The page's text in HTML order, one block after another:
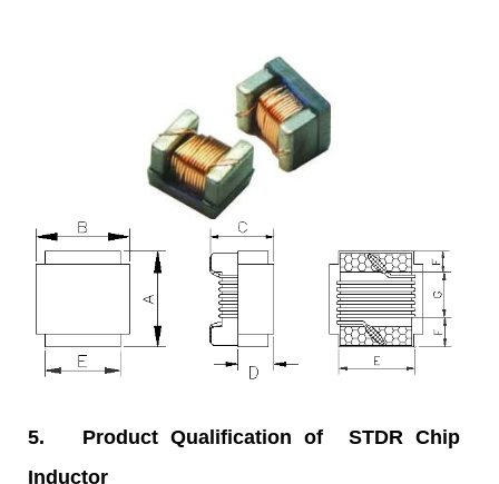
5. Product Qualification of STDR Chip
Inductor